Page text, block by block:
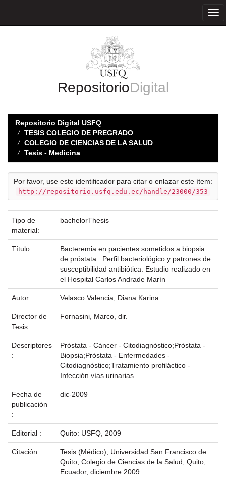
RepositorioDigital
Repositorio Digital USFQ
TESIS COLEGIO DE PREGRADO
COLEGIO DE CIENCIAS DE LA SALUD
Tesis - Medicina
Por favor, use este identificador para citar o enlazar este ítem:
http://repositorio.usfq.edu.ec/handle/23000/353
Tipo de
material:
bachelorThesis
Título :
Bacteremia en pacientes sometidos a biopsia
de próstata : Perfil bacteriológico y patrones de
susceptibilidad antibiótica. Estudio realizado en
el Hospital Carlos Andrade Marín
Autor : Velasco Valencia, Diana Karina
Director de
Tesis :
Fornasini, Marco, dir.
Descriptores
:
Próstata - Cáncer - Citodiagnóstico;Próstata -
Biopsia;Próstata - Enfermedades -
Citodiagnóstico;Tratamiento profiláctico -
Infección vías urinarias
Fecha de
publicación
:
dic-2009
Editorial : Quito: USFQ, 2009
Citación :
Tesis (Médico), Universidad San Francisco de
Quito, Colegio de Ciencias de la Salud; Quito,
Ecuador, diciembre 2009